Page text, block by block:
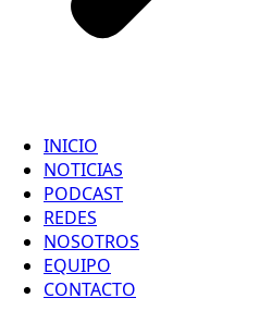
INICIO
NOTICIAS
PODCAST
REDES
NOSOTROS
EQUIPO
CONTACTO